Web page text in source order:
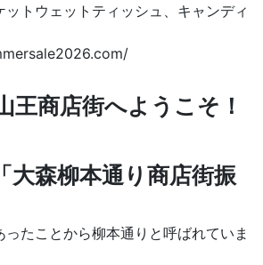
トウェットティッシュ、キャンディ
王商店街へようこそ！
大森柳本通り商店街振
たことから柳本通りと呼ばれていま